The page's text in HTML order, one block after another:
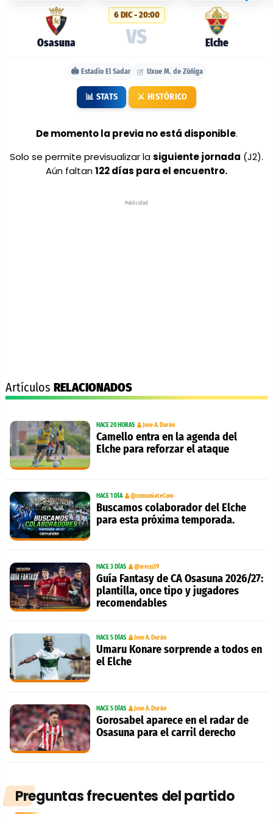
Osasuna
Osasuna
6 DIC - 20:00
VS Elche
🏟️ Estadio El Sadar Uxue M. de Zúñiga
📊 STATS ⚔️ HISTÓRICO
De momento la previa no está disponible.
Solo se permite previsualizar lasiguiente jornada (J2).
Aún faltan122 días para el encuentro.
Publicidad
Artículos RELACIONADOS
HACE 20 HORAS Jose A. Durán
Camello entra en la agenda del
Elche para reforzar el ataque
HACE 1 DÍA @comuniateCom
Buscamos colaborador del Elche
para esta próxima temporada.
HACE 3 DÍAS @srecu39
Guía Fantasy de CA Osasuna 2026/27:
plantilla, once tipo y jugadores
recomendables
HACE 5 DÍAS Jose A. Durán
Umaru Konare sorprende a todos en
el Elche
HACE 5 DÍAS Jose A. Durán
Gorosabel aparece en el radar de
Osasuna para el carril derecho
Preguntas frecuentes del partido